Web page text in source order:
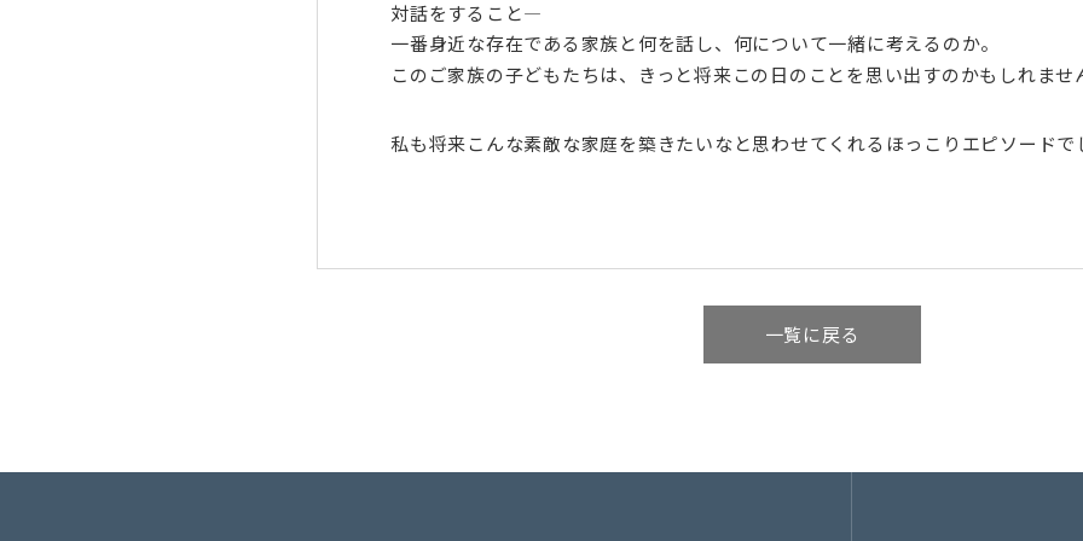
対話をすること―
一番身近な存在である家族と何を話し、何について一緒に考えるのか。
このご家族の子どもたちは、きっと将来この日のことを思い出すのかもしれませ
私も将来こんな素敵な家庭を築きたいなと思わせてくれるほっこりエピソードで
一覧に戻る